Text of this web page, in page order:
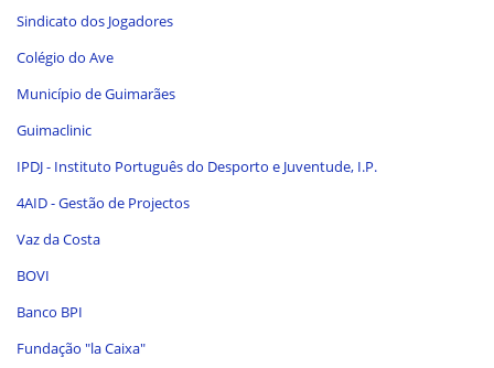
Sindicato dos Jogadores
Colégio do Ave
Município de Guimarães
Guimaclinic
IPDJ - Instituto Português do Desporto e Juventude, I.P.
4AID - Gestão de Projectos
Vaz da Costa
BOVI
Banco BPI
Fundação "la Caixa"